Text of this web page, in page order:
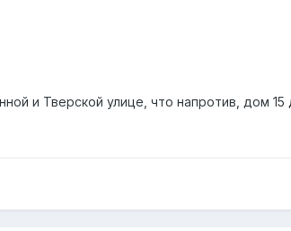
и Тверской улице, что напротив, дом 15